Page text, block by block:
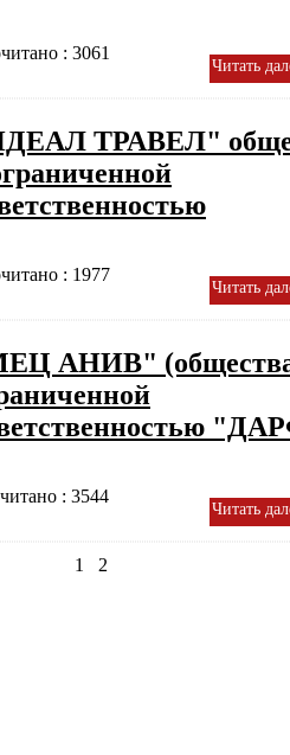
: 3061
Читать
ТРАВЕЛ"
: 1977
Читать
АНИВ"
: 3544
Читать
1 2